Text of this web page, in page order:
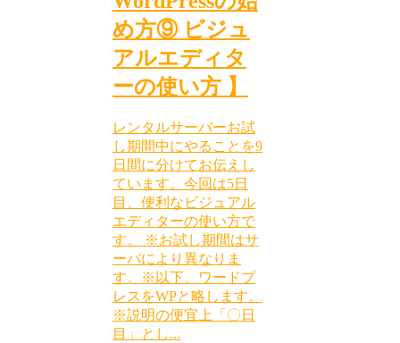
め方⑨ ビジュ
アルエディタ
ーの使い方 】
レンタルサーバーお試
し期間中にやることを9
日間に分けてお伝えし
ています。今回は5日
目、便利なビジュアル
エディターの使い方で
す。 ※お試し期間はサ
ーバにより異なりま
す。※以下、ワードプ
レスをWPと略します。
※説明の便宜上「〇日
目」とし...